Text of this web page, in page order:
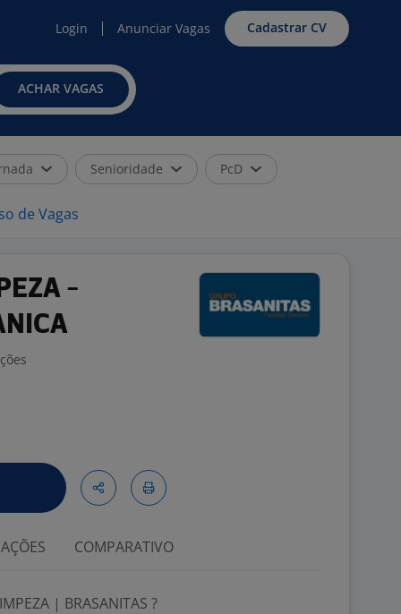
Login Anunciar Vagas Cadastrar CV
ACHAR VAGAS
Senioridade PcD
de Vagas
-
COMPARATIVO
| BRASANITAS ?